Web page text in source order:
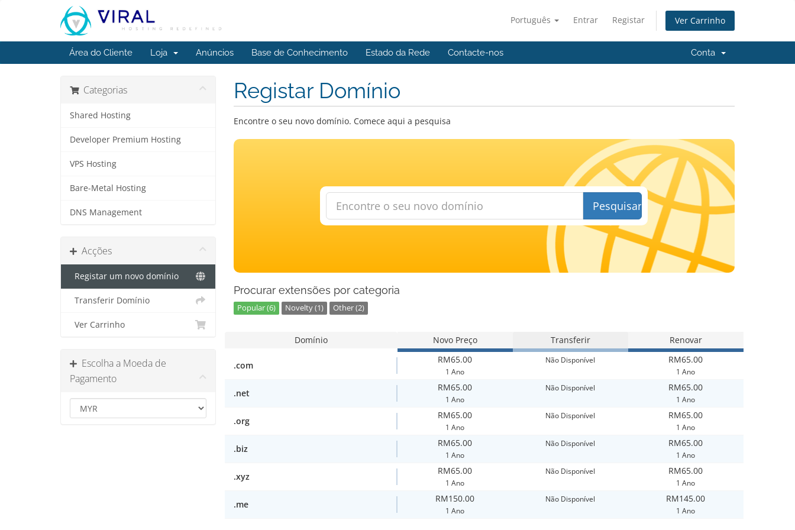
Português Entrar Registar Ver Carrinho
Área do Cliente Loja Anúncios Base de Conhecimento Estado da Rede Contacte-nos Conta
Categorias
Shared Hosting
Developer Premium Hosting
VPS Hosting
Bare-Metal Hosting
DNS Management
Acções
Registar um novo domínio
Transferir Domínio
Ver Carrinho
Escolha a Moeda de
Pagamento
Registar Domínio
Encontre o seu novo domínio. Comece aqui a pesquisa
Pesquisar
Procurar extensões por categoria
Popular (6) Novelty (1) Other (2)
Domínio Novo Preço Transferir Renovar
.com
RM65.00
1 Ano
Não Disponível RM65.00
1 Ano
.net
RM65.00
1 Ano
Não Disponível RM65.00
1 Ano
.org
RM65.00
1 Ano
Não Disponível RM65.00
1 Ano
.biz
RM65.00
1 Ano
Não Disponível RM65.00
1 Ano
.xyz
RM65.00
1 Ano
Não Disponível RM65.00
1 Ano
.me
RM150.00
1 Ano
Não Disponível RM145.00
1 Ano